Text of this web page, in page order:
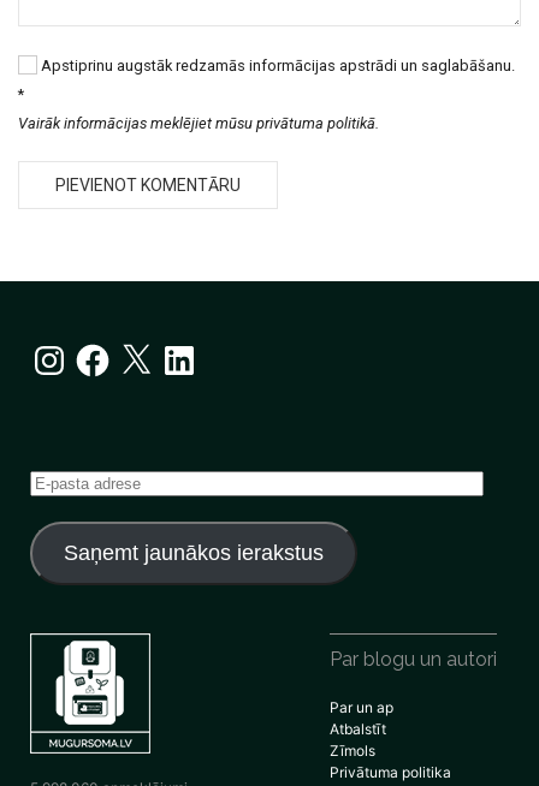
Apstiprinu augstāk redzamās informācijas apstrādi un saglabāšanu.
*
Vairāk informācijas meklējiet mūsu privātuma politikā.
InstagramFacebook
X LinkedIn
E-
adrese
Saņemt jaunākos ierakstus
Par blogu un autori
Par un ap
Atbalstīt
Zīmols
Privātuma politika